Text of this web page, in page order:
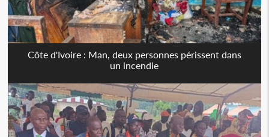
Côte d'Ivoire : Man, deux personnes périssent dans
un incendie